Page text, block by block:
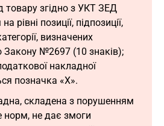
товару згідно з УКТ ЗЕД
рівні позиції, підпозиції,
визначених
Закону №2697 (10 знаків);
накладної
позначка «Х».
складена з порушенням
норм, не дає змоги